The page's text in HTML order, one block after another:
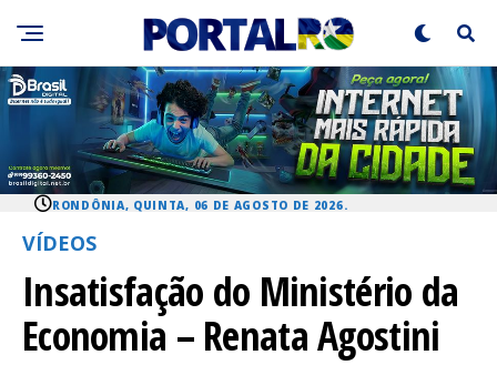
RONDÔNIA, QUINTA, 06 DE AGOSTO DE 2026.
VÍDEOS
Insatisfação do Ministério da
Economia – Renata Agostini